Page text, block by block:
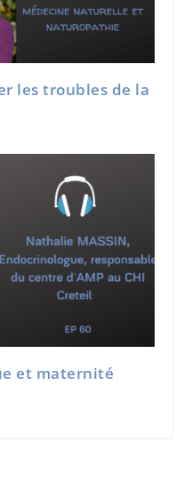
les troubles de la
et maternité